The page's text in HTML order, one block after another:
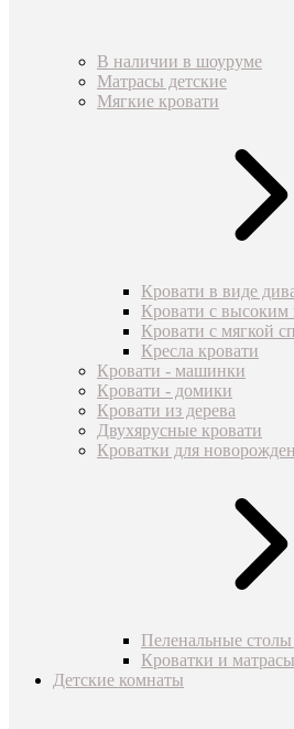
В наличии в шоуруме
Матрасы детские
Мягкие кровати
Кровати в виде
Кровати с высоким
Кровати с мягкой
Кресла кровати
Кровати - машинки
Кровати - домики
Кровати из дерева
Двухярусные кровати
Кроватки для
Пеленальные
Кроватки и
Детские комнаты